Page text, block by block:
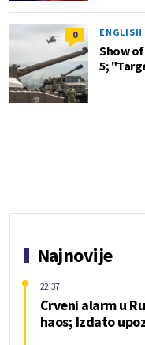
0 ENGLISH
Show
5;
Najnovije
Crveni alarm u
haos; Izdato
22:37